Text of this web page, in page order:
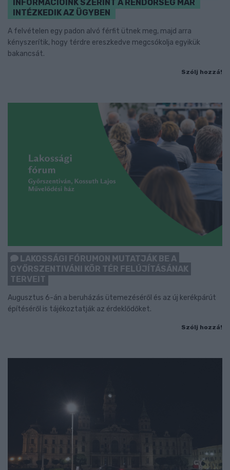
INFORMÁCIÓINK SZERINT A RENDŐRSÉG MÁR
INTÉZKEDIK AZ ÜGYBEN
A felvételen egy padon alvó férfit ütnek meg, majd arra
kényszerítik, hogy térdre ereszkedve megcsókolja egyikük
bakancsát.
Szólj hozzá!
LAKOSSÁGI FÓRUMON MUTATJÁK BE A
GYŐRSZENTIVÁNI KÖR TÉR FELÚJÍTÁSÁNAK
TERVEIT
Augusztus 6-án a beruházás ütemezéséről és az új kerékpárút
építéséről is tájékoztatják az érdeklődőket.
Szólj hozzá!